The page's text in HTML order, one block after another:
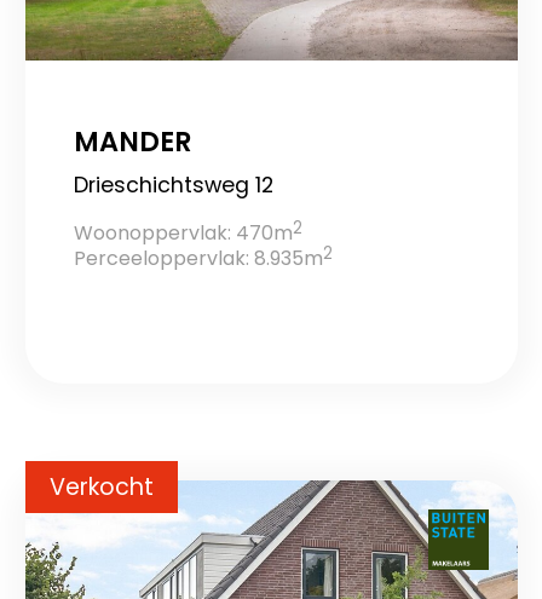
MANDER
Drieschichtsweg 12
Woonoppervlak: 470m2
Perceeloppervlak: 8.935m2
Verkocht